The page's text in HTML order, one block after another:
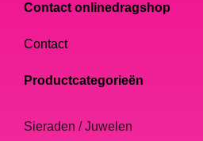
Contact onlinedragshop
Contact
Productcategorieën
Sieraden / Juwelen